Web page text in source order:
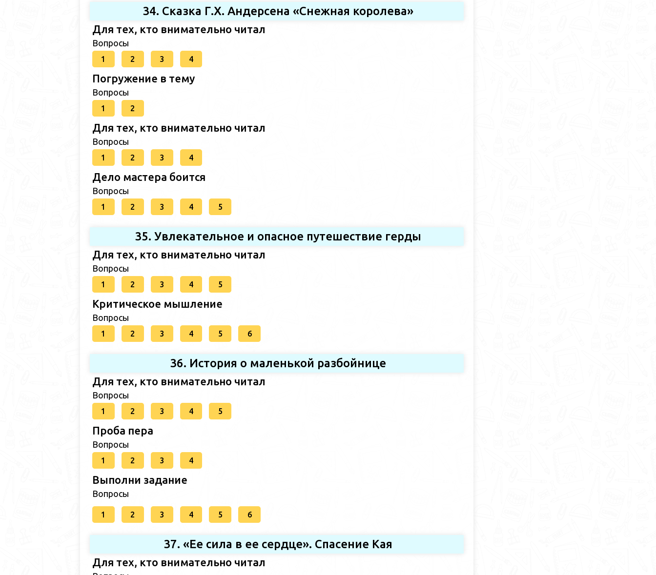
34. Сказка Г.Х. Андерсена «Снежная королева»
Для тех, кто внимательно читал
Вопросы
1 2 3 4
Погружение в тему
Вопросы
1 2
Для тех, кто внимательно читал
Вопросы
1 2 3 4
Дело мастера боится
Вопросы
1 2 3 4 5
35. Увлекательное и опасное путешествие герды
Для тех, кто внимательно читал
Вопросы
1 2 3 4 5
Критическое мышление
Вопросы
1 2 3 4 5 6
36. История о маленькой разбойнице
Для тех, кто внимательно читал
Вопросы
1 2 3 4 5
Проба пера
Вопросы
1 2 3 4
Выполни задание
Вопросы
1 2 3 4 5 6
37. «Ее сила в ее сердце». Спасение Кая
Для тех, кто внимательно читал